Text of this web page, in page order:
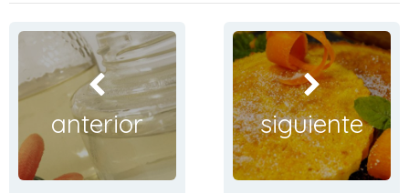
anterior siguiente